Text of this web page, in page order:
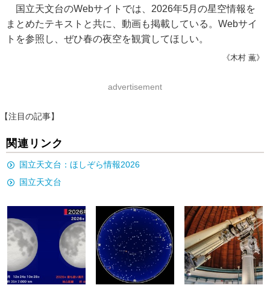
国立天文台のWebサイトでは、2026年5月の星空情報を
まとめたテキストと共に、動画も掲載している。Webサイ
トを参照し、ぜひ春の夜空を観賞してほしい。
《木村 薫》
advertisement
【注目の記事】
関連リンク
国立天文台：ほしぞら情報2026
国立天文台